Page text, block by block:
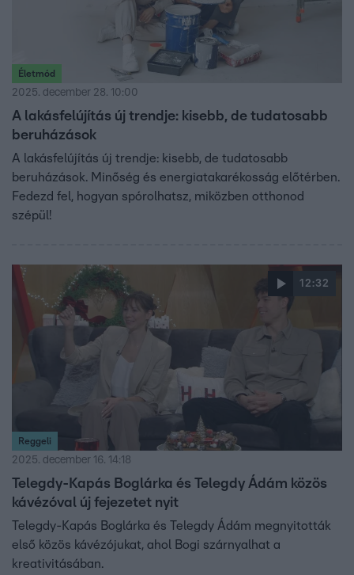
Életmód
2025. december 28. 10:00
A lakásfelújítás új trendje: kisebb, de tudatosabb
beruházások
A lakásfelújítás új trendje: kisebb, de tudatosabb
beruházások. Minőség és energiatakarékosság előtérben.
Fedezd fel, hogyan spórolhatsz, miközben otthonod
szépül!
12:32
Reggeli
2025. december 16. 14:18
Telegdy-Kapás Boglárka és Telegdy Ádám közös
kávézóval új fejezetet nyit
Telegdy-Kapás Boglárka és Telegdy Ádám megnyitották
első közös kávézójukat, ahol Bogi szárnyalhat a
kreativitásában.